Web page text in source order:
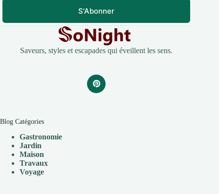
S'Abonner
Saveurs, styles et escapades qui éveillent les sens.
Blog Catégories
Gastronomie
Jardin
Maison
Travaux
Voyage